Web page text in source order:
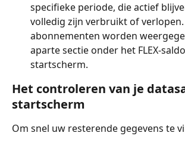
specifieke periode, die actief
volledig zijn verbruikt of verlopen.
abonnementen worden
aparte sectie onder het FLEX-
startscherm.
Het controleren van je
startscherm
Om snel uw resterende gegevens te